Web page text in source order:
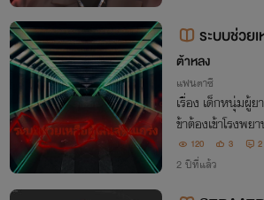
ระบบช่วย
ต้าหลง
แฟนตาซี
เรื่อง เด็กหนุ่มผู้
ข้าต้องเข้าโรงพ
งเขาได้เปลี่ยนไป
ดันเพิ่มขึ้นเรื่อยๆ
120 3 2
2 ปีที่แล้ว